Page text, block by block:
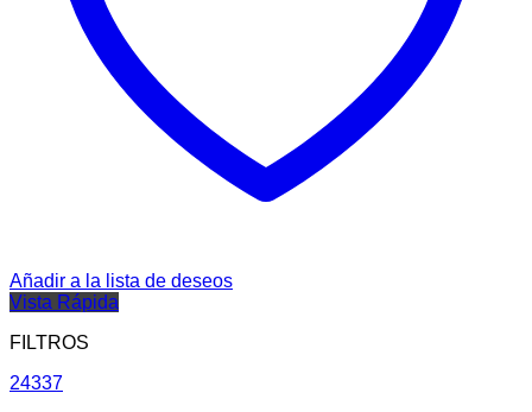
Añadir a la lista de deseos
Vista Rápida
FILTROS
24337